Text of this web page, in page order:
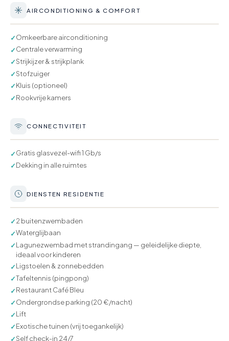
AIRCONDITIONING & COMFORT
✓Omkeerbare airconditioning
✓Centrale verwarming
✓Strijkijzer & strijkplank
✓Stofzuiger
✓Kluis (optioneel)
✓Rookvrije kamers
CONNECTIVITEIT
✓Gratis glasvezel-wifi 1 Gb/s
✓Dekking in alle ruimtes
DIENSTEN RESIDENTIE
✓2 buitenzwembaden
✓Waterglijbaan
✓Lagunezwembad met strandingang — geleidelijke diepte,
ideaal voor kinderen
✓Ligstoelen & zonnebedden
✓Tafeltennis (pingpong)
✓Restaurant Café Bleu
✓Ondergrondse parking (20 €/nacht)
✓Lift
✓Exotische tuinen (vrij toegankelijk)
✓Self check-in 24/7